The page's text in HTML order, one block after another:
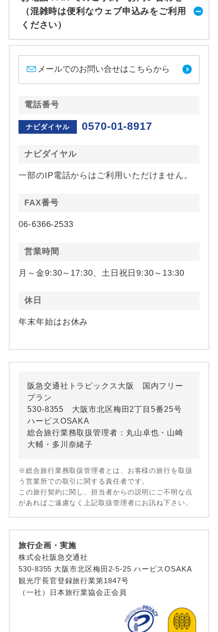
（混雑時は便利なウェブ申込みをご利用
ください）
メールでのお問い合せはこちらから
電話番号
ナビダイヤル 0570-01-8917
ナビダイヤル
一部のIP電話からはご利用いただけません。
FAX番号
06-6366-2533
営業時間
月～金9:30～17:30、土日祝日9:30～13:30
休日
年末年始はお休み
阪急交通社トラピックス大阪 国内フリー
プラン
530-8355 大阪市北区梅田2丁目5番25号
ハービスOSAKA
総合旅行業務取扱管理者：丸山卓也・山崎
大輔・多川奈緒子
※総合旅行業務取扱管理者とは、お客様の旅行を取扱
う営業所での取引に関する責任者です。
この旅行契約に関し、担当者からの説明にご不明な点
があればご遠慮なく上記取扱管理者にお訊ね下さい。
旅行企画・実施
株式会社阪急交通社
530-8355 大阪市北区梅田2-5-25 ハービスOSAKA
観光庁長官登録旅行業第1847号
（一社）日本旅行業協会正会員